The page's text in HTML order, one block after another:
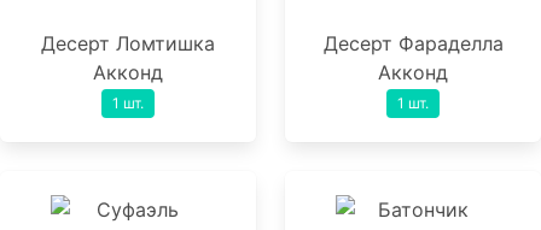
Десерт Ломтишка
Акконд
1 шт.
Десерт Фараделла
Акконд
1 шт.